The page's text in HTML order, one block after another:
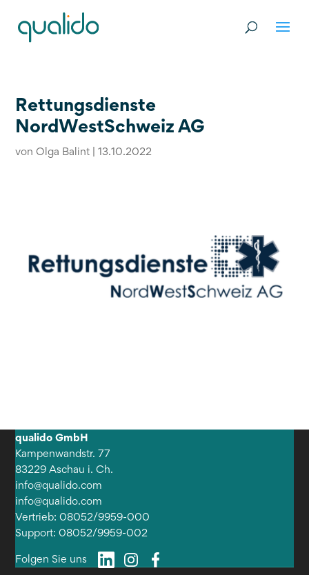
Rettungsdienste
NordWestSchweiz AG
vonOlga Balint |13.10.2022
qualido GmbH
Kampenwandstr. 77
83229 Aschau i. Ch.
info@qualido.com
info@qualido.com
Vertrieb: 08052/9959-000
Support: 08052/9959-002
Folgen Sie uns